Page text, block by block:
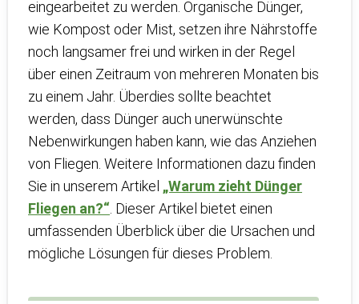
eingearbeitet zu werden. Organische Dünger,
wie Kompost oder Mist, setzen ihre Nährstoffe
noch langsamer frei und wirken in der Regel
über einen Zeitraum von mehreren Monaten bis
zu einem Jahr. Überdies sollte beachtet
werden, dass Dünger auch unerwünschte
Nebenwirkungen haben kann, wie das Anziehen
von Fliegen. Weitere Informationen dazu finden
Sie in unserem Artikel „Warum zieht Dünger
Fliegen an?“ . Dieser Artikel bietet einen
umfassenden Überblick über die Ursachen und
mögliche Lösungen für dieses Problem.